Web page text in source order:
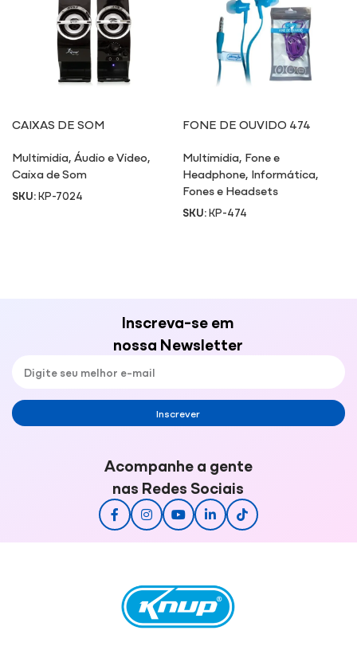
CAIXAS DE SOM
Multimidia,Áudio e Video,
Caixa de Som
SKU:KP-7024
FONE DE OUVIDO 474
Multimidia, Fone e
Headphone, Informática,
Fones e Headsets
SKU:KP-474
Inscreva-se em
nossa Newsletter
Inscrever
Acompanhe a gente
nas Redes Sociais